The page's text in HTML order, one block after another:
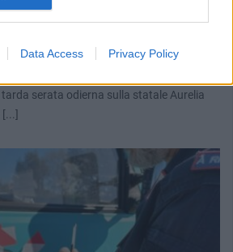
Data Access Privacy Policy
ferita una 30enne
serata odierna sulla statale Aurelia